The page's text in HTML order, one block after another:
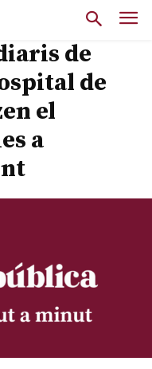
de
de
el
a